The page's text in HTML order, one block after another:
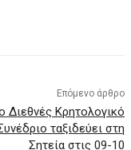
Επόμενο άρθρο
Διεθνές Κρητολογικό
ταξιδεύει στη
Σητεία στις 09-10